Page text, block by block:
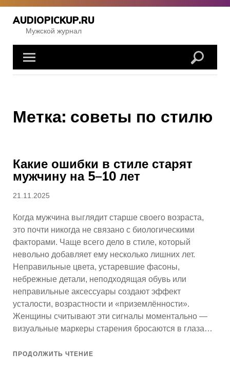
Перейти
содержимому
AUDIOPICKUP.RU
Мужской журнал
Метка: советы по стилю
Какие ошибки в стиле старят
мужчину на 5–10 лет
Опубликовано
21.11.2025
Когда мужчина выглядит старше своего возраста,
это почти никогда не связано с биологическими
факторами. Чаще всего дело в стиле, который
невольно добавляет ему несколько лишних лет.
Неправильные цвета, устаревшие фасоны,
небрежные детали, неподходящая обувь или
неправильные аксессуары создают эффект
усталости, возрастности и «приземлённости».
Женщины считывают эти сигналы моментально —
визуальные маркеры старения бросаются в глаза…
ПРОДОЛЖИТЬ ЧТЕНИЕ